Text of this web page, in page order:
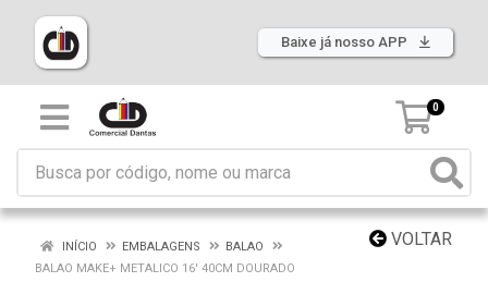
Baixe já nosso APP
0
VOLTAR
INÍCIO EMBALAGENS
BALAO
BALAO MAKE+ METALICO 16' 40CM DOURADO